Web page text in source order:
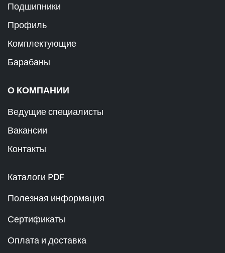
Подшипники
Профиль
Комплектующие
Барабаны
О КОМПАНИИ
Ведущие специалисты
Вакансии
Контакты
Каталоги PDF
Полезная информация
Сертификаты
Оплата и доставка